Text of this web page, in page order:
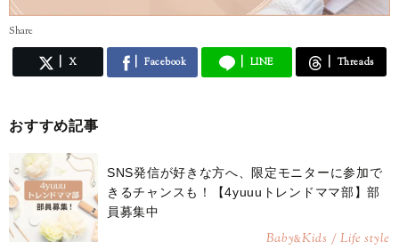
Share
X Facebook LINE Threads
おすすめ記事
SNS発信が好きな方へ、限定モニターに参加で
きるチャンスも！【4yuuuトレンドママ部】部
員募集中
Baby&Kids / Life style